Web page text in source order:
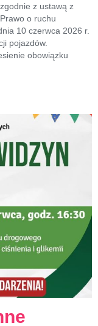
z ustawą z
o ruchu
10 czerwca 2026 r.
pojazdów.
obowiązku